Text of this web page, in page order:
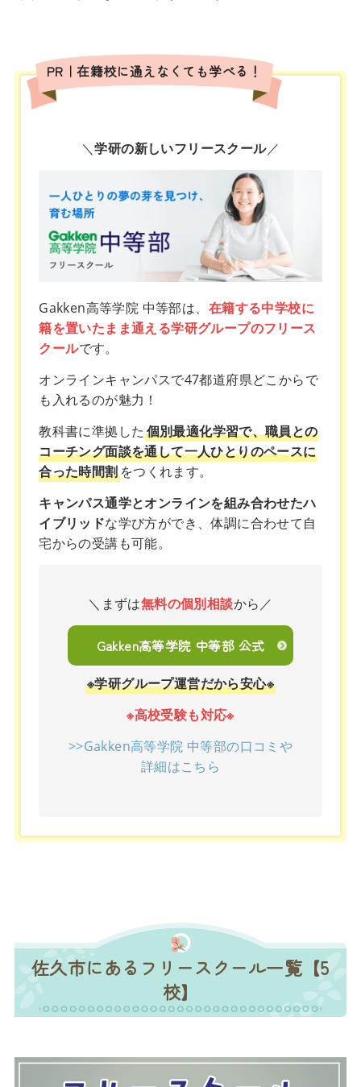
PR｜在籍校に通えなくても学べる！
＼学研の新しいフリースクール／
Gakken高等学院 中等部は、 在籍する中学校に
籍を置いたまま通える学研グループのフリース
クールです。
オンラインキャンパスで47都道府県どこからで
も入れるのが魅力！
教科書に準拠した個別最適化学習で、職員との
コーチング面談を通して一人ひとりのペースに
合った時間割をつくれます。
キャンパス通学とオンラインを組み合わせたハ
イブリッドな学び方ができ、体調に合わせて自
宅からの受講も可能。
＼まずは無料の個別相談から／
Gakken高等学院 中等部 公式
※学研グループ運営だから安心※
※高校受験も対応※
>>Gakken高等学院 中等部の口コミや
詳細はこちら
佐久市にあるフリースクール一覧【5
校】